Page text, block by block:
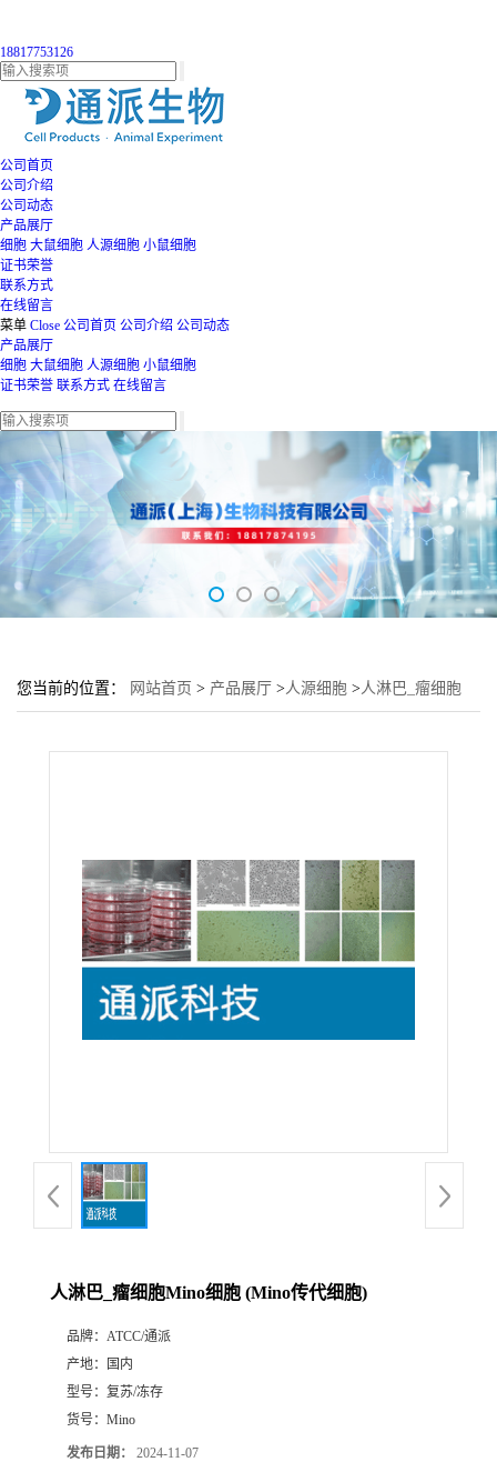
18817753126
公司首页
公司介绍
公司动态
产品展厅
细胞 大鼠细胞 人源细胞 小鼠细胞
证书荣誉
联系方式
在线留言
菜单 Close 公司首页 公司介绍 公司动态
产品展厅
细胞 大鼠细胞 人源细胞 小鼠细胞
证书荣誉 联系方式 在线留言
您当前的位置： 网站首页 > 产品展厅 >人源细胞 >人淋巴_瘤细胞
人淋巴_瘤细胞Mino细胞 (Mino传代细胞)
品牌： ATCC/通派
产地：
国内
型号： 复苏/冻存
货号： Mino
发布日期： 2024-11-07